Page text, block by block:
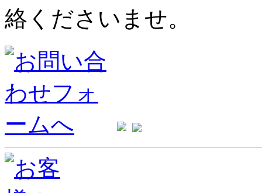
絡くださいませ。